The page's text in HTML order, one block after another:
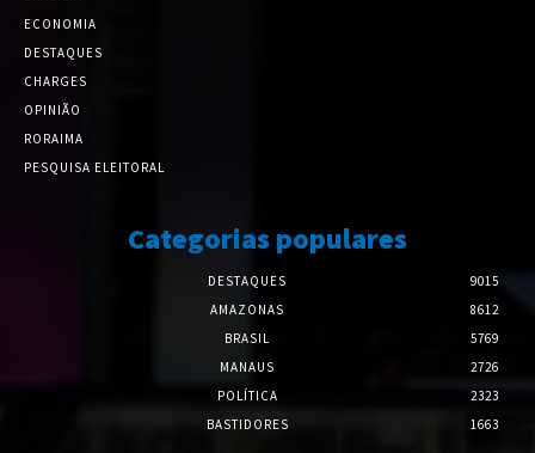
ECONOMIA
DESTAQUES
CHARGES
OPINIÃO
RORAIMA
PESQUISA ELEITORAL
Categorias populares
DESTAQUES
9015
AMAZONAS
8612
BRASIL
5769
MANAUS
2726
POLÍTICA
2323
BASTIDORES
1663